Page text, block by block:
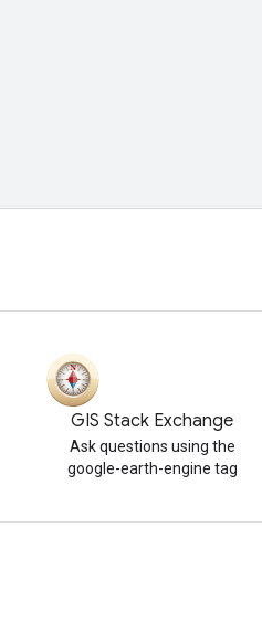
GIS Stack Exchange
Ask questions using the
google-earth-engine tag